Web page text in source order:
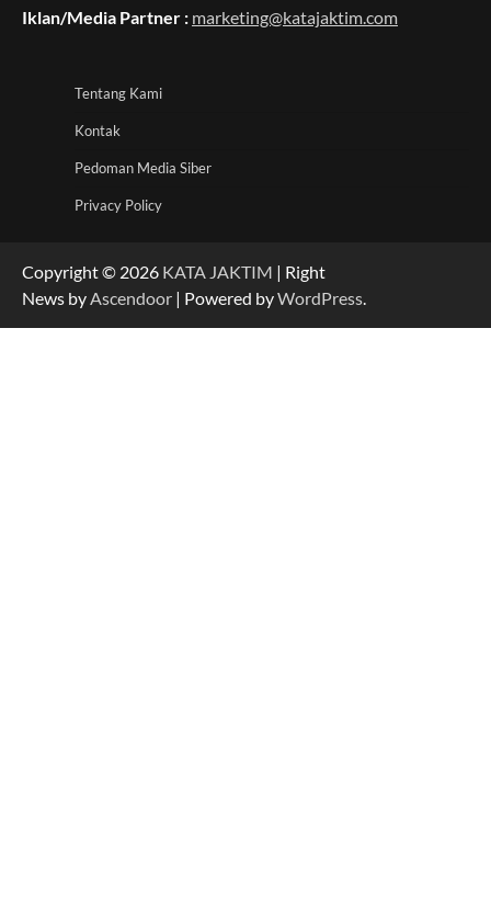
Iklan/Media Partner : marketing@katajaktim.com
Tentang Kami
Kontak
Pedoman Media Siber
Privacy Policy
Copyright © 2026 KATA JAKTIM | Right
News by Ascendoor | Powered byWordPress